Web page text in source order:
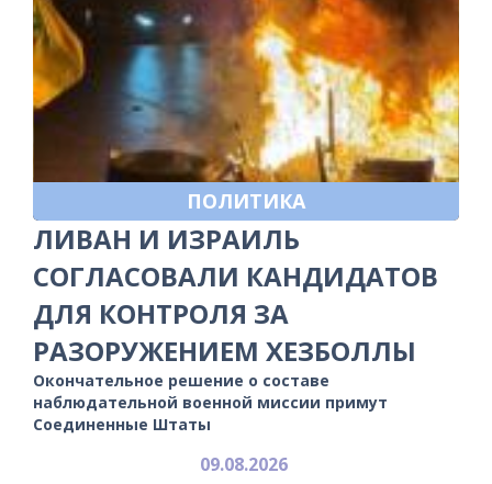
ПОЛИТИКА
ЛИВАН И ИЗРАИЛЬ
СОГЛАСОВАЛИ КАНДИДАТОВ
ДЛЯ КОНТРОЛЯ ЗА
РАЗОРУЖЕНИЕМ ХЕЗБОЛЛЫ
Окончательное решение о составе
наблюдательной военной миссии примут
Соединенные Штаты
09.08.2026